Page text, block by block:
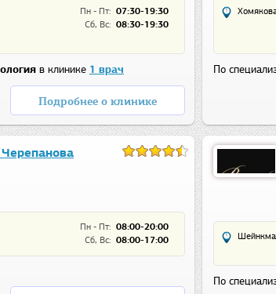
Пн - Пт: 07:30-19:30
Сб, Вс: 08:30-19:30
в клинике 1 врач
Подробнее о клинике
По
Пн - Пт: 08:00-20:00
Сб, Вс: 08:00-17:00
По